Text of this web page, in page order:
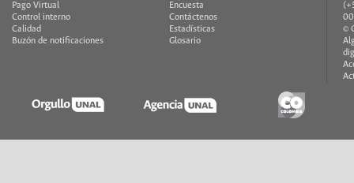
Pago Virtual
Control interno
Calidad
Buzón de notificaciones
Encuesta
Contáctenos
Estadísticas
Glosario
©